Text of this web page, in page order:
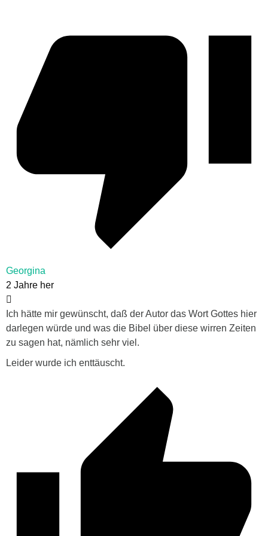
Georgina
2 Jahre her
Ich hätte mir gewünscht, daß der Autor das Wort Gottes hier
darlegen würde und was die Bibel über diese wirren Zeiten
zu sagen hat, nämlich sehr viel.
Leider wurde ich enttäuscht.